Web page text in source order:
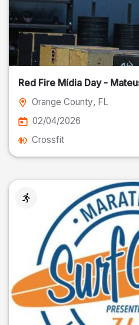
Red Fire Mídia Day -
Orange County, FL
02/04/2026
Crossfit